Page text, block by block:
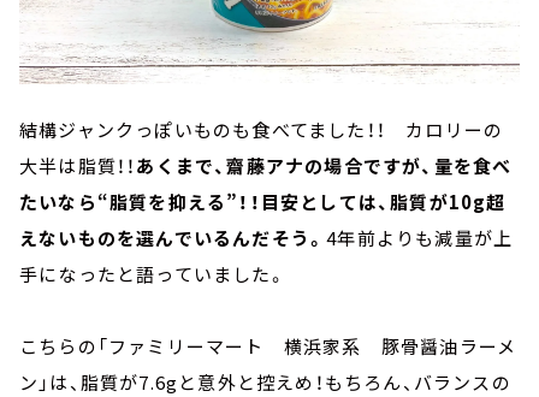
結構ジャンクっぽいものも食べてました！！ カロリーの
大半は脂質！！あくまで、齋藤アナの場合ですが、量を食べ
たいなら“脂質を抑える”！！目安としては、脂質が10g超
えないものを選んでいるんだそう。4年前よりも減量が上
手になったと語っていました。
こちらの「ファミリーマート 横浜家系 豚骨醤油ラーメ
ン」は、脂質が7.6gと意外と控えめ！もちろん、バランスの